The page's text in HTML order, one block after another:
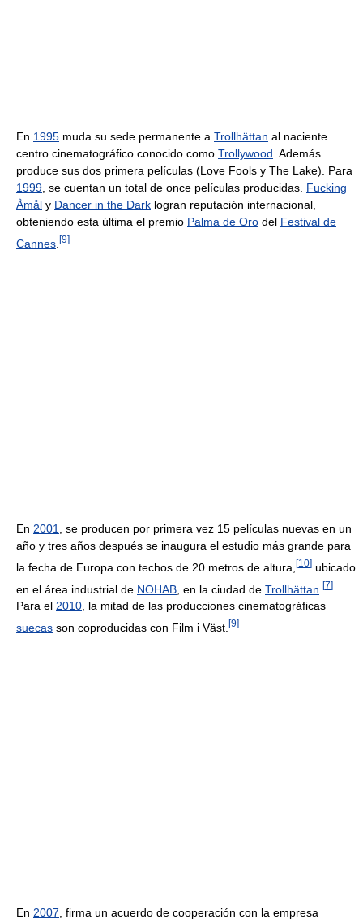
En 1995 muda su sede permanente a Trollhättan al naciente
centro cinematográfico conocido como Trollywood. Además
produce sus dos primera películas (Love Fools y The Lake). Para
1999, se cuentan un total de once películas producidas. Fucking
Åmål y Dancer in the Dark logran reputación internacional,
obteniendo esta última el premio Palma de Oro del Festival de
Cannes [9]
En 2001
, se producen por primera vez 15 películas nuevas en un
año y tres años después se inaugura el estudio más grande para
la fecha de Europa con techos de 20 metros de altura, [10] ubicado
en el área industrial de NOHAB , en la ciudad de Trollhättan [7]
Para el 2010 , la mitad de las producciones cinematográficas
suecas son coproducidas con Film i Väst. [9]
En 2007 , firma un acuerdo de cooperación con la empresa